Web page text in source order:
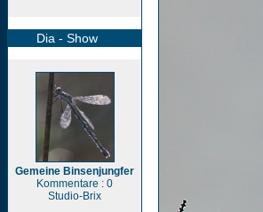
Dia - Show
Gemeine Binsenjungfer
Kommentare : 0
Studio-Brix